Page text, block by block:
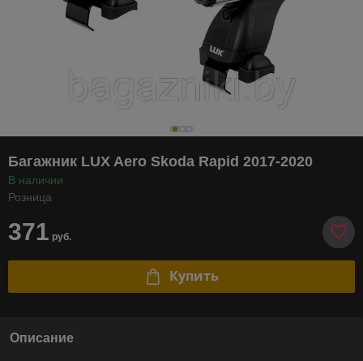
Багажник LUX Aero Skoda Rapid 2017-2020
В наличии
Розница
371 руб.
Купить
Описание